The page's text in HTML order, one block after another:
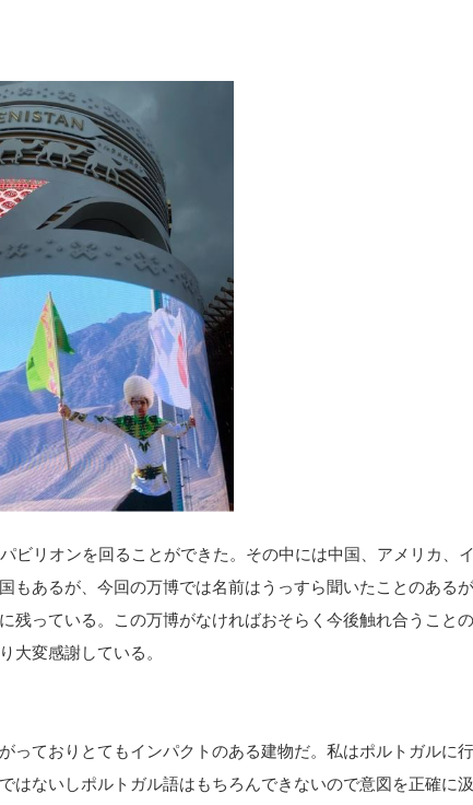
性
蘇る映画史
歴史的建築・美術
の調査研究方法の
体験学習と芸術文
化の未来への継承
他文化からの視線
を追体験し、他文
化との接触・越境
を再考する
哲学カフェの運営
による他者との対
話実践
国内プログラム体
ビリオンを回ることができた。その中には中国、アメリカ、
もあるが、今回の万博では名前はうっすら聞いたことのある
残っている。この万博がなければおそらく今後触れ合うこと
大変感謝している。
っておりとてもインパクトのある建物だ。私はポルトガルに
はないしポルトガル語はもちろんできないので意図を正確に